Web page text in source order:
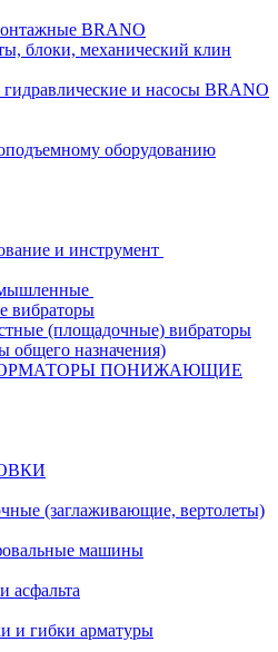
BRANO
блоки, механический клин
и насосы BRANO
оборудованию
и инструмент
вибраторы
(площадочные) вибраторы
общего назначения)
ПОНИЖАЮЩИЕ
(заглаживающие, вертолеты)
машины
асфальта
и гибки арматуры